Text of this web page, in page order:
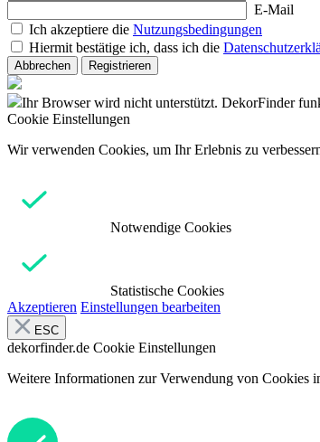
E-Mail
Ich akzeptiere die Nutzungsbedingungen
Hiermit bestätige ich, dass ich die
Abbrechen Registrieren
Ihr Browser wird nicht unterstützt. DekorFinder
Cookie Einstellungen
Wir verwenden Cookies, um Ihr Erlebnis zu
Notwendige Cookies
Statistische Cookies
Akzeptieren Einstellungen bearbeiten
ESC
dekorfinder.de Cookie Einstellungen
Weitere Informationen zur Verwendung von Cookies